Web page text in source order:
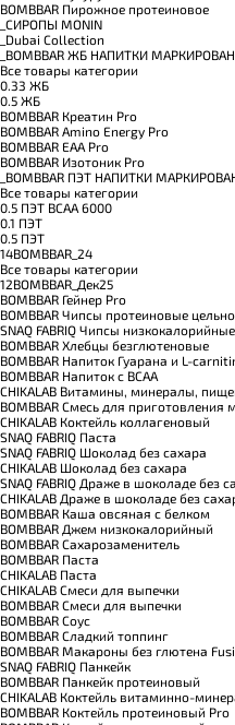
BOMBBAR Пирожное протеиновое
_CИРОПЫ MONIN
_Dubai Collection
_BOMBBAR ЖБ НАПИТКИ
Все товары категории
0.33 ЖБ
0.5 ЖБ
BOMBBAR Креатин Pro
BOMBBAR Amino Energy Pro
BOMBBAR EAA Pro
BOMBBAR Изотоник Pro
_BOMBBAR ПЭТ НАПИТКИ
Все товары категории
0.5 ПЭТ ВСАА 6000
0.1 ПЭТ
0.5 ПЭТ
14BOMBBAR_24
Все товары категории
12BOMBBAR_Дек25
BOMBBAR Гейнер Pro
BOMBBAR Чипсы протеиновые
SNAQ FABRIQ Чипсы низкокалорийные
BOMBBAR Хлебцы безглютеновые
BOMBBAR Напиток Гуарана и L-
BOMBBAR Напиток с BCAA
CHIKALAB Витамины, минералы,
BOMBBAR Смесь для приготовления
CHIKALAB Коктейль коллагеновый
SNAQ FABRIQ Паста
SNAQ FABRIQ Шоколад без сахара
CHIKALAB Шоколад без сахара
SNAQ FABRIQ Драже в шоколаде без
CHIKALAB Драже в шоколаде без
BOMBBAR Каша овсяная с белком
BOMBBAR Джем низкокалорийный
BOMBBAR Сахарозаменитель
BOMBBAR Паста
CHIKALAB Паста
CHIKALAB Смеси для выпечки
BOMBBAR Смеси для выпечки
BOMBBAR Соус
BOMBBAR Сладкий топпинг
BOMBBAR Макароны без глютена
SNAQ FABRIQ Панкейк
BOMBBAR Панкейк протеиновый
CHIKALAB Коктейль витаминно-
BOMBBAR Коктейль протеиновый Pro